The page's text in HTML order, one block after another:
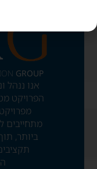
GROUP
אנו ננהל
הפרויקט
מתחייבים
ביותר,